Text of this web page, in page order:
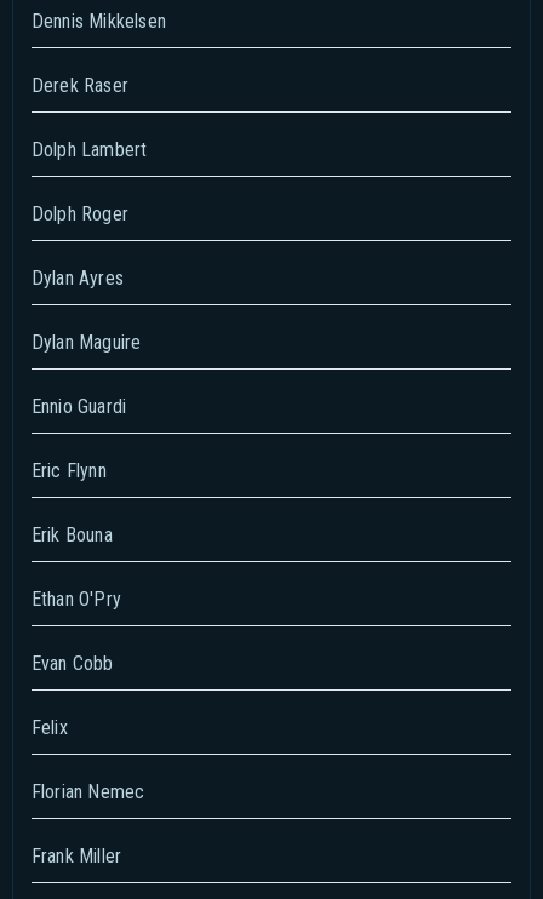
Dennis Mikkelsen
Derek Raser
Dolph Lambert
Dolph Roger
Dylan Ayres
Dylan Maguire
Ennio Guardi
Eric Flynn
Erik Bouna
Ethan O'Pry
Evan Cobb
Felix
Florian Nemec
Frank Miller